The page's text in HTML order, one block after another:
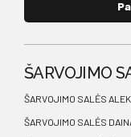
ŠARVOJIMO
ŠARVOJIMO SALĖS
ŠARVOJIMO SALĖS